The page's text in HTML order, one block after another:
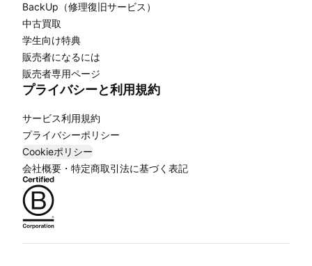
BackUp（修理復旧サービス）
中古買取
学生向け特典
販売者になるには
販売者専用ページ
プライバシーと利用規約
サービス利用規約
プライバシーポリシー
Cookieポリシー
会社概要・特定商取引法に基づく表記